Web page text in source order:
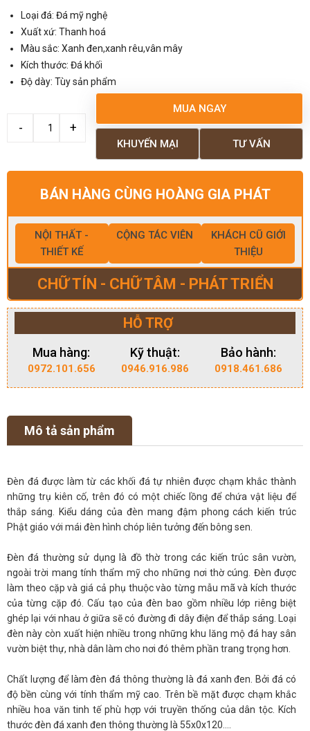
Loại đá: Đá mỹ nghệ
Xuất xứ: Thanh hoá
Màu sắc: Xanh đen,xanh rêu,vân mây
Kích thước: Đá khối
Độ dày: Tùy sản phẩm
MUA NGAY
TƯ VẤN
KHUYẾN MẠI
BÁN HÀNG CÙNG HOÀNG GIA PHÁT
NỘI THẤT -
THIẾT KẾ
CỘNG TÁC VIÊN
KHÁCH CŨ GIỚI
THIỆU
CHỮ TÍN - CHỮ TÂM - PHÁT TRIỂN
HỖ TRỢ
Mua hàng:
0972.101.656
Kỹ thuật:
0946.916.986
Bảo hành:
0918.461.686
Mô tả sản phẩm
Đèn đá được làm từ các khối đá tự nhiên được chạm khắc thành
những trụ kiên cố, trên đó có một chiếc lồng để chứa vật liệu để
thắp sáng. Kiểu dáng của đèn mang đậm phong cách kiến trúc
Phật giáo với mái đèn hình chóp liên tưởng đến bông sen.
Đèn đá thường sử dụng là đồ thờ trong các kiến trúc sân vườn,
ngoài trời mang tính thẩm mỹ cho những nơi thờ cúng. Đèn được
làm theo cặp và giá cả phụ thuộc vào từng mẫu mã và kích thước
của từng cặp đó. Cấu tạo của đèn bao gồm nhiều lớp riêng biệt
ghép lại với nhau ở giữa sẽ có đường đi dây điện để thắp sáng. Loại
đèn này còn xuất hiện nhiều trong những khu lăng mộ đá hay sân
vườn biệt thự, nhà dân làm cho nơi đó thêm phần trang trọng hơn.
Chất lượng để làm đèn đá thông thường là đá xanh đen. Bởi đá có
độ bền cùng với tính thẩm mỹ cao. Trên bề mặt được chạm khắc
nhiều hoa văn tinh tế phù hợp với truyền thống của dân tộc. Kích
thước đèn đá xanh đen thông thường là 55x0x120....